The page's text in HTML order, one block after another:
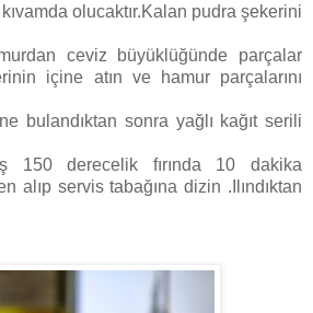
olucaktır.Kalan pudra şekerini
ceviz büyüklüğünde parçalar
içine atın ve hamur parçalarını
bulandıktan sonra yağlı kağıt serili
150 derecelik fırında 10 dakika
alıp servis tabağına dizin .Ilındıktan